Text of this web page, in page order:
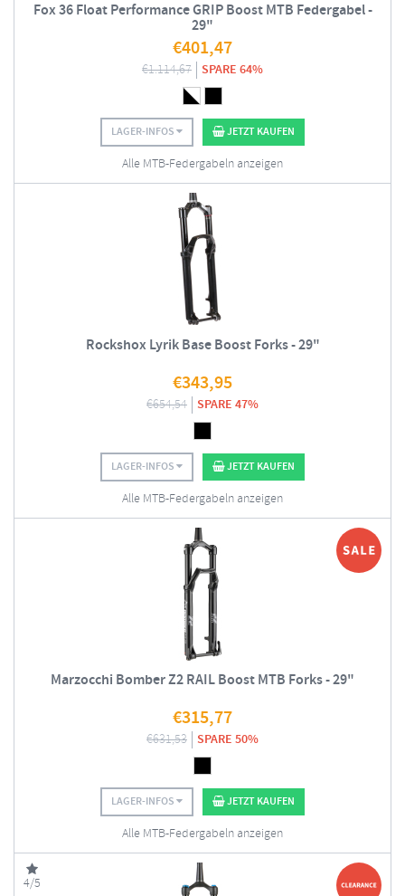
Fox 36 Float Performance GRIP Boost MTB Federgabel -
29"
€401,47
€1.114,67 SPARE 64%
LAGER-INFOS JETZT KAUFEN
Alle MTB-Federgabeln anzeigen
Rockshox Lyrik Base Boost Forks - 29"
€343,95
€654,54 SPARE 47%
LAGER-INFOS JETZT KAUFEN
Alle MTB-Federgabeln anzeigen
Marzocchi Bomber Z2 RAIL Boost MTB Forks - 29"
€315,77
€631,53 SPARE 50%
LAGER-INFOS JETZT KAUFEN
Alle MTB-Federgabeln anzeigen
4/5